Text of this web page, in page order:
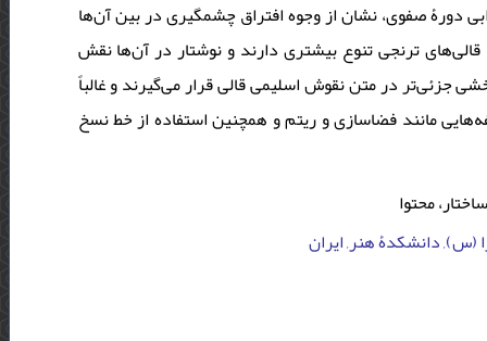
دورۀ صفوی، نشان از وجوه افتراق چشمگیری در بین آن‌ها
ترنجی تنوع بیشتری دارند و نوشتار در آن‌ها نقش
جزئی‌تر در متن نقوش اسلیمی قالی قرار می‌گیرند و غالباً
مانند فضاسازی و ریتم و همچنین استفاده از خط نسخ
محتوا
(س), دانشکدۀ هنر, ایران